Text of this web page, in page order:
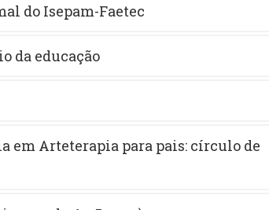
do Isepam-Faetec
da educação
em Arteterapia para pais: círculo de